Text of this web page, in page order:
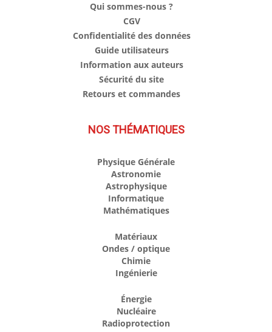
Qui sommes-nous ?
CGV
Confidentialité des données
Guide utilisateurs
Information aux auteurs
Sécurité du site
Retours et commandes
NOS THÉMATIQUES
Physique Générale
Astronomie
Astrophysique
Informatique
Mathématiques
Matériaux
Ondes / optique
Chimie
Ingénierie
Énergie
Nucléaire
Radioprotection